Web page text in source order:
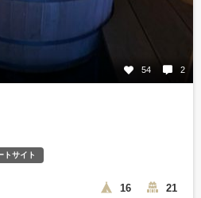
54 2
トサイト
16 21